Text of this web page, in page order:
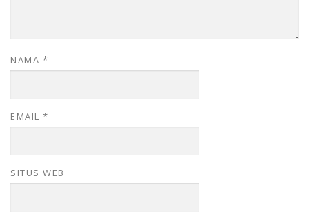
NAMA *
EMAIL *
SITUS WEB